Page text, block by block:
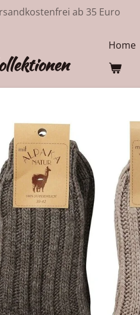
ab 35 Euro
Home